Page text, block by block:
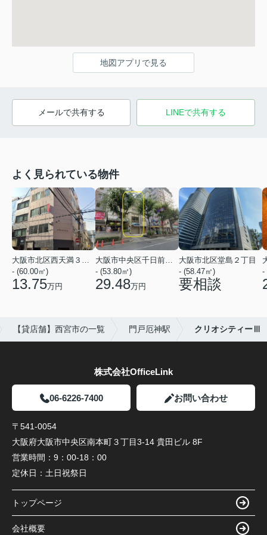
地図アプリで見る
メールで共有する LINEで共有する
よく見られている物件
大阪市北区西天満３丁目
- (60.00㎡)
13.75万円
大阪市中央区千日前１丁目
- (53.80㎡)
29.48万円
大阪市北区堂島２丁目
- (58.47㎡)
要相談
-
【貸店舗】西宮市の一覧 門戸厄神駅 クリオシティーⅢ
株式会社OfficeLink
06-6226-7400 お問い合わせ
〒541-0054
大阪府大阪市中央区南本町３丁目3-14 貴田ビル 8F
営業時間： 9：00-18：00
定休日： 土日祝祭日
トップページ
会社概要